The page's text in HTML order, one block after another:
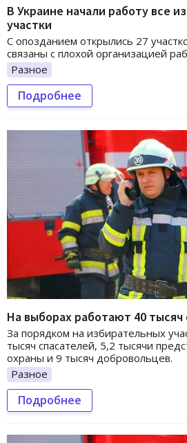
В Украине начали работу все
участки
С опозданием открылись 27
связаны с плохой организацией
Разное
Подробнее
На выборах работают 40 тысяч
За порядком на избирательных
тысяч спасателей, 5,2 тысячи
охраны и 9 тысяч добровольцев.
Разное
Подробнее